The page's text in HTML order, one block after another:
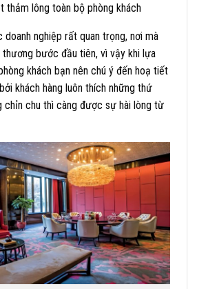
thảm lông toàn bộ phòng khách
doanh nghiệp rất quan trọng, nơi mà
thương bước đầu tiên, vì vậy khi lựa
khách bạn nên chú ý đến hoạ tiết
khách hàng luôn thích những thứ
chỉn chu thì càng được sự hài lòng từ